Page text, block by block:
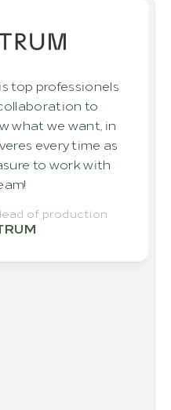
top professionels
to
what we want, in
every time as
to work with
of production